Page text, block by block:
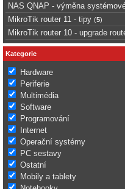
NAS QNAP - výměna
MikroTik router 11 - tipy (5)
MikroTik router 10 - upgrade
Kategorie
Hardware
Periferie
Multimédia
Software
Programování
Internet
Operační systémy
PC sestavy
Ostatní
Mobily a tablety